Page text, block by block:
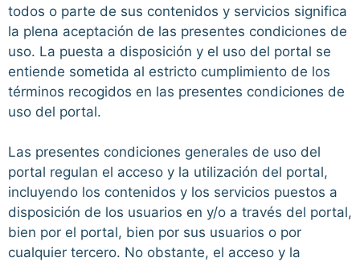
todos o parte de sus contenidos y servicios significa
la plena aceptación de las presentes condiciones de
uso. La puesta a disposición y el uso del portal se
entiende sometida al estricto cumplimiento de los
términos recogidos en las presentes condiciones de
uso del portal.
Las presentes condiciones generales de uso del
portal regulan el acceso y la utilización del portal,
incluyendo los contenidos y los servicios puestos a
disposición de los usuarios en y/o a través del portal,
bien por el portal, bien por sus usuarios o por
cualquier tercero. No obstante, el acceso y la